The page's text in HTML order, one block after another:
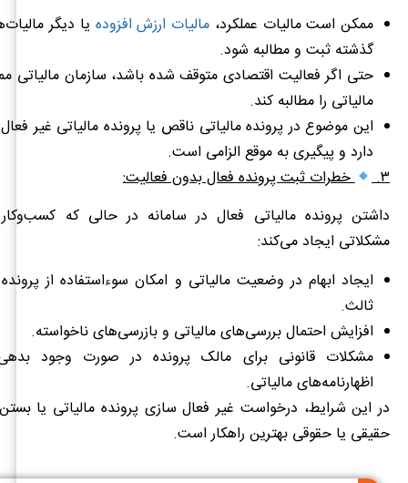
ممکن است مالیات عملکرد، مالیات ارزش افزوده یا دیگر
گذشته ثبت و مطالبه شود.
حتی اگر فعالیت اقتصادی متوقف شده باشد، سازمان
مالیاتی را مطالبه کند.
این موضوع در پرونده مالیاتی ناقص یا پرونده مالیاتی غیر
دارد و پیگیری به موقع الزامی است.
۳.
خطرات ثبت پرونده فعال بدون فعالیت:
داشتن پرونده مالیاتی فعال در سامانه در حالی که کسب‌وکار
مشکلاتی ایجاد می‌کند:
ایجاد ابهام در وضعیت مالیاتی و امکان سوءاستفاده از
ثالث.
افزایش احتمال بررسی‌های مالیاتی و بازرسی‌های ناخواسته.
مشکلات قانونی برای مالک پرونده در صورت وجود
اظهارنامه‌های مالیاتی.
در این شرایط، درخواست غیر فعال سازی پرونده مالیاتی یا بستن
حقیقی یا حقوقی بهترین راهکار است.